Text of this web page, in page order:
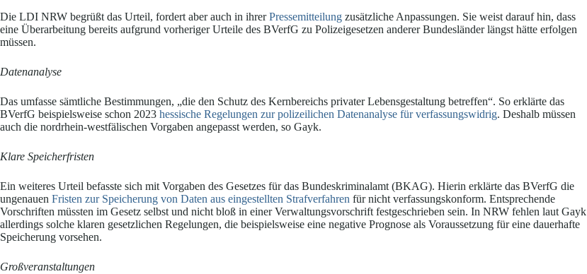
Die LDI NRW begrüßt das Urteil, fordert aber auch in ihrerPressemitteilung zusätzliche Anpassungen. Sie weist darauf hin, dass
eine Überarbeitung bereits aufgrund vorheriger Urteile des BVerfG zu Polizeigesetzen anderer Bundesländer längst hätte erfolgen
müssen.
Datenanalyse
Das umfasse sämtliche Bestimmungen, „die den Schutz des Kernbereichs privater Lebensgestaltung betreffen“. So erklärte das
BVerfG beispielsweise schon 2023 hessische Regelungen zur polizeilichen Datenanalyse für verfassungswidrig. Deshalb müssen
auch die nordrhein-westfälischen Vorgaben angepasst werden, so Gayk.
Klare Speicherfristen
Ein weiteres Urteil befasste sich mit Vorgaben des Gesetzes für das Bundeskriminalamt (BKAG). Hierin erklärte das BVerfG die
ungenauen Fristen zur Speicherung von Daten aus eingestellten Strafverfahren für nicht verfassungskonform. Entsprechende
Vorschriften müssten im Gesetz selbst und nicht bloß in einer Verwaltungsvorschrift festgeschrieben sein. In NRW fehlen laut Gayk
allerdings solche klaren gesetzlichen Regelungen, die beispielsweise eine negative Prognose als Voraussetzung für eine dauerhafte
Speicherung vorsehen.
Großveranstaltungen